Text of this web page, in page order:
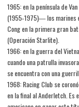
1965: en la península de
(1955‑1975)― los marines
Cong en la primera gran
(Operación Starlite).
1966: en la guerra del
cuando una patrulla
se encuentra con una
1968: Racing Club se
en la final al Anderletch.